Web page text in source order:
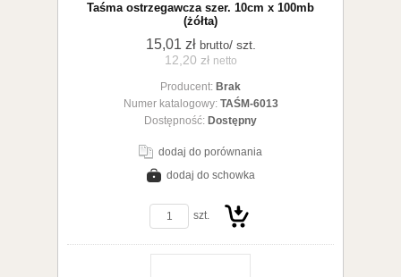
koszyka
Taśma ostrzegawcza szer. 10cm x 100mb
(żółta)
15,01 zł brutto/ szt.
12,20 zł netto
Producent: Brak
Numer katalogowy: TAŚM-6013
Dostępność: Dostępny
dodaj do porównania
dodaj do schowka
szt.